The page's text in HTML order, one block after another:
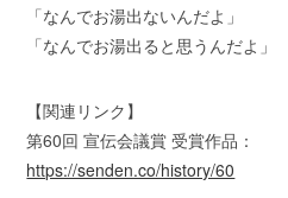
「なんでお湯出ないんだよ」
「なんでお湯出ると思うんだよ」
【関連リンク】
第60回 宣伝会議賞 受賞作品：
https://senden.co/history/60